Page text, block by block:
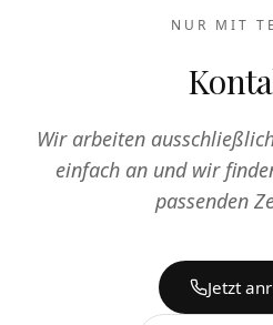
NUR MIT
Wir arbeiten
einfach an und wir
passenden
Jetzt